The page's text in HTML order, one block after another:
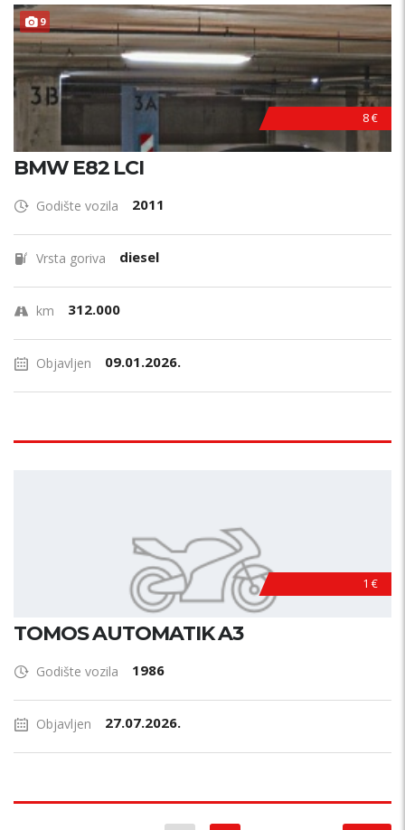
9
8 €
BMW E82 LCI
Godište vozila 2011
Vrsta goriva diesel
km 312.000
Objavljen 09.01.2026.
1 €
TOMOS AUTOMATIK A3
Godište vozila 1986
Objavljen 27.07.2026.